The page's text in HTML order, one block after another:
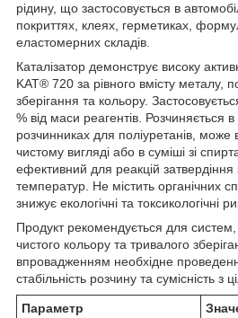
рідину, що застосовується в
покриттях, клеях, герметиках,
еластомерних складів.
Каталізатор демонструє високу
KAT® 720 за рівного вмісту металу,
зберігання та кольору.
% від маси реагентів. Розчиняється
розчинниках для поліуретанів, може
чистому вигляді або в суміші зі
ефективний для реакцій
температур. Не містить органічних
знижує екологічні та токсикологічні
Продукт рекомендується для
чистого кольору та тривалого
впровадженням необхідне
стабільність розчину та сумісність
Параметр